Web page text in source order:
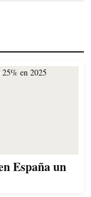
España un